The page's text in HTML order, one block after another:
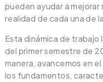
pueden ayudar a mejorar
realidad de cada una de
Esta dinámica de trabajo
del primer semestre de
manera, avancemos en
los fundamentos,